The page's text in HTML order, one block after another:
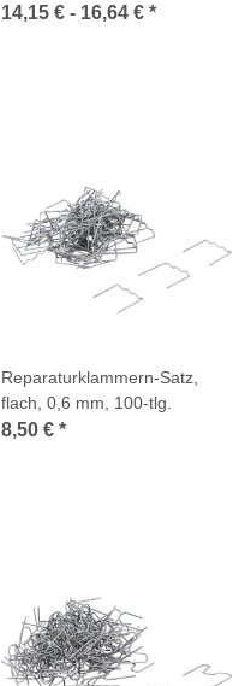
14,15 € - 16,64 € *
Reparaturklammern-Satz,
flach, 0,6 mm, 100-tlg.
8,50 € *